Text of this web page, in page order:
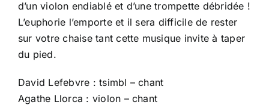
d’un violon endiablé et d’une trompette débridée !
L’euphorie l’emporte et il sera difficile de rester
sur votre chaise tant cette musique invite à taper
du pied.
David Lefebvre : tsimbl – chant
Agathe Llorca : violon – chant